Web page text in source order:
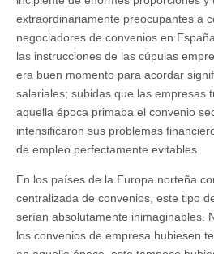
extraordinariamente preocupantes a
negociadores de convenios en
las instrucciones de las cúpulas
era buen momento para acordar
salariales; subidas que las empresas
aquella época primaba el convenio
intensificaron sus problemas
de empleo perfectamente evitables.
En los países de la Europa norteña
centralizada de convenios, este tipo
serían absolutamente inimaginables.
los convenios de empresa hubiesen